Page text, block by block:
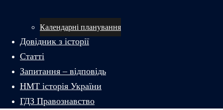
Календарні планування
Довідник з історії
Статті
Запитання – відповідь
НМТ історія України
ГДЗ Правознавство